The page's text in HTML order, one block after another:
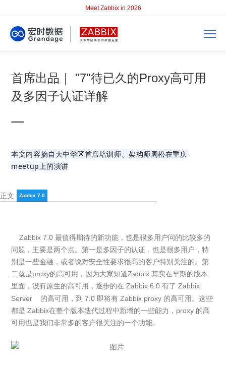
Meet Zabbix in 2026
首席出品｜ "7"待已久的Proxy高可用
及多因子认证详解
本文内容摘自大中华区首席培训师、架构师周松在重庆
meetup上的演讲
文 Zabbix 7.0
Zabbix 7.0 最值得期待的新功能，也是很多用户问的比较多的
问题，主要是两个点。第一是多因子的认证，也是很多用户，特
别是一些金融，或者说对安全性要求很高的客户特别关注的。第
二就是proxy的高可用，因为大家知道Zabbix 其实在早期的版本
里面，没有原生的高可用，逐步的在 Zabbix 6.0 有了Zabbix
Server
的高可用，到 7.0 即将有 Zabbix proxy 的高可用。这些
都是 Zabbix在整个版本迭代过程中新增的一些能力，proxy 的高
可用也是我们非常多的客户很关注的一个功能。